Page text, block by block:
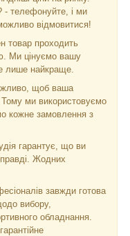
- телефонуйте, і ми
відмовитися!
товар проходить
Ми цінуємо вашу
лише найкраще.
щоб ваша
Тому ми використовуємо
кожне замовлення з
гарантує, що ви
Жодних
завжди готова
вибору,
обладнання.